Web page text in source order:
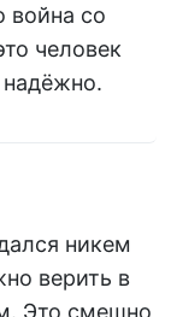
война со
человек
никем
верить в
Это смешно